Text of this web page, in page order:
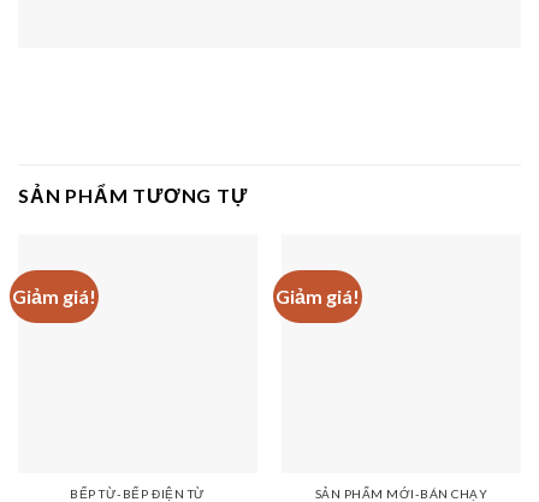
SẢN PHẨM TƯƠNG TỰ
Giảm giá!
BẾP TỪ-BẾP ĐIỆN TỪ
Giảm giá!
SẢN PHẨM MỚI-BÁN CHẠY